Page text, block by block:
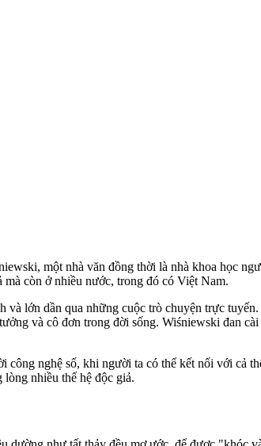
một nhà văn đồng thời là nhà khoa học
còn ở nhiều nước, trong đó có Việt Nam.
lớn dần qua những cuộc trò chuyện trực
và cô đơn trong đời sống. Wiśniewski đan
nghệ số, khi người ta có thể kết nối với cả
nhiều thế hệ độc giả.